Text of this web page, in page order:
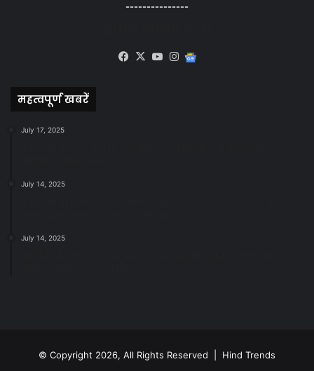
---------------
Facebook
X YouTubeInstagram
महत्वपूर्ण खबरें
July 17, 2025
July 14, 2025
July 14, 2025
© Copyright 2026, All Rights Reserved | Hind Trends